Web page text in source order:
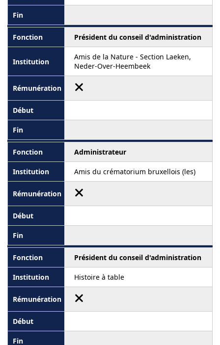
Président du conseil d'administration
Amis de la Nature - Section Laeken,
Neder-Over-Heembeek
Administrateur
Amis du crématorium bruxellois (les)
Président du conseil d'administration
Histoire à table